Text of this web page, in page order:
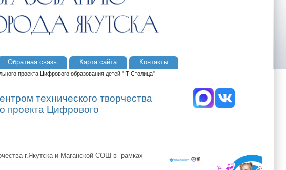
Обратная связь Карта сайта Контакты
проекта Цифрового образования детей "IT-Столица"
технического творчества
проекта Цифрового
г.Якутска и Маганской СОШ в рамках